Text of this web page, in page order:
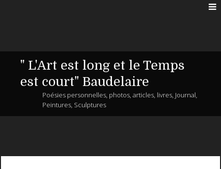
" L'Art est long et le Temps
est court" Baudelaire
Poésies personnelles, photos, articles, livres, Journal,
Peintures, Sculptures